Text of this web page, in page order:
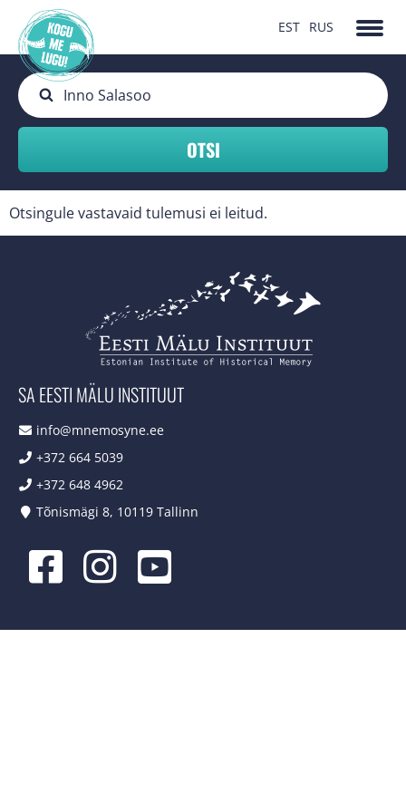
EST RUS
Otsingule vastavaid tulemusi ei leitud.
SA EESTI MÄLU INSTITUUT
info@mnemosyne.ee
+372 664 5039
+372 648 4962
Tõnismägi 8, 10119 Tallinn